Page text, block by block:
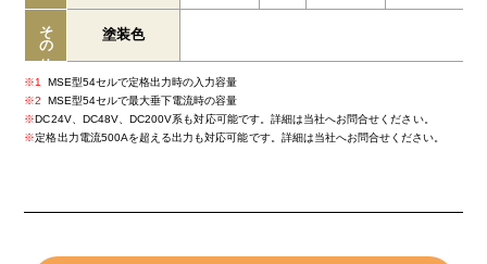
その他 塗装色
1
MSE型54セルで定格出力時の入力容量
2
MSE型54セルで最大垂下電流時の容量
DC24V、DC48V、DC200V系も対応可能です。詳細は当社へお問合せください。
定格出力電流500Aを超える出力も対応可能です。詳細は当社へお問合せください。